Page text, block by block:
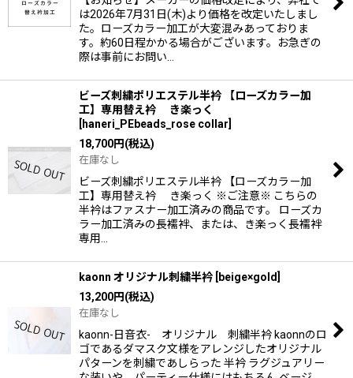
は2026年7月31日(木)より価格を改定いたしまし
た。ローズカラー加工が大変混みあっておりま
す。約60日程かかる場合がございます。お急ぎの
際は事前にお問い…
ビーズ刺繍ポリエステル半衿 【ローズカラー加
工】専用替え衿 き楽っく
haneri_PEbeads_rose collar
18,700円(税込)
在庫なし
ビーズ刺繍ポリエステル半衿 【ローズカラー加
工】専用替え衿 き楽っく ※ご注意※ こちらの
半衿はファスナー加工済みの商品です。 ローズカ
ラー加工済みの長襦袢、または、き楽っく長襦袢
専用…
kaonn オリジナル刺繍半衿 beige×gold
13,200円(税込)
在庫なし
kaonn-日音衣- オリジナル 刺繍半衿 kaonnのロ
ゴであるダマスク文様をアレンジしたオリジナル
パターンを刺繍であしらった 半衿 ラグジュアリー